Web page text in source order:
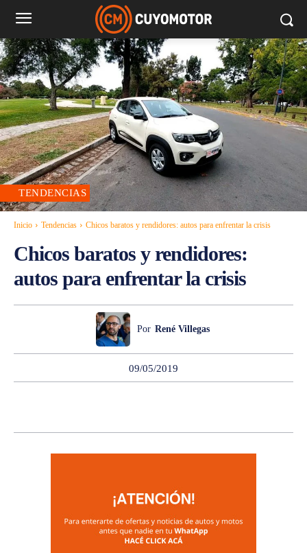
TENDENCIAS
Inicio Tendencias Chicos baratos y rendidores: autos para enfrentar la crisis
Chicos baratos y rendidores:
autos para enfrentar la crisis
Por René Villegas
09/05/2019